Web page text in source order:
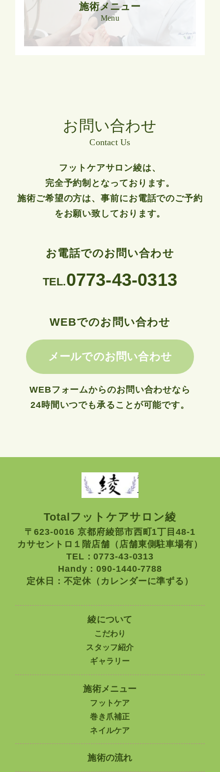
施術メニュー
Menu
お問い合わせ
Contact Us
フットケアサロン綾は、
完全予約制となっております。
施術ご希望の方は、事前にお電話でのご予約
をお願い致しております。
お電話でのお問い合わせ
TEL.0773-43-0313
WEBでのお問い合わせ
メールでのお問い合わせ
WEBフォームからのお問い合わせなら
24時間いつでも承ることが可能です。
Totalフットケアサロン綾
〒623-0016 京都府綾部市西町1丁目48-1
カサセントロ１階店舗（店舗東側駐車場有）
TEL：0773-43-0313
Handy：090-1440-7788
定休日：不定休（カレンダーに準ずる）
綾について
こだわり
スタッフ紹介
ギャラリー
施術メニュー
フットケア
巻き爪補正
ネイルケア
施術の流れ